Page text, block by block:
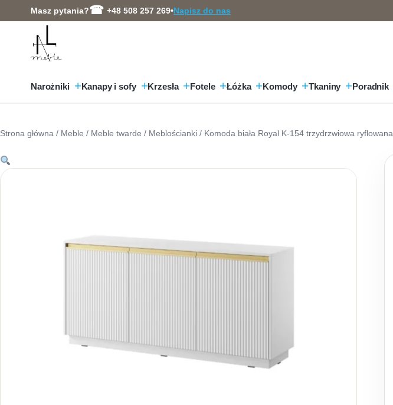
do
Masz pytania? +48 508 257 269•Napisz do nas
Narożniki Kanapy i sofy Krzesła Fotele Łóżka Komody Tkaniny Poradnik
Strona główna / Meble / Meble twarde / Meblościanki / Komoda biała Royal K-154 trzydrzwiowa ryflowana